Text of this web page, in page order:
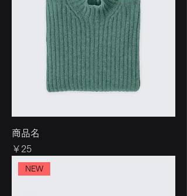
商品名
価格
￥25
NEW